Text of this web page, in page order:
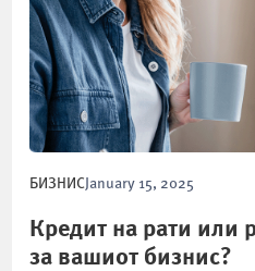
БИЗНИС January 15, 2025
Кредит на рати или
за вашиот бизнис?